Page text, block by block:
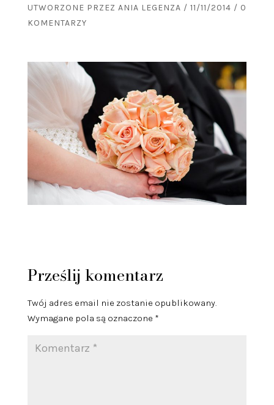
UTWORZONE PRZEZ ANIA LEGENZA / 11/11/2014 / 0
KOMENTARZY
Prześlij komentarz
Twój adres email nie zostanie opublikowany.
Wymagane pola są oznaczone *